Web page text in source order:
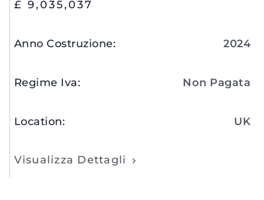
£ 9,035,037
Anno Costruzione: 2024
Regime Iva: Non Pagata
Location: UK
Visualizza Dettagli